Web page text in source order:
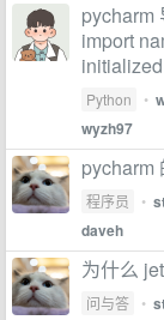
pycharm
import
Python •
wyzh97
pycharm
程序员 •
daveh
为什么
问与答 •